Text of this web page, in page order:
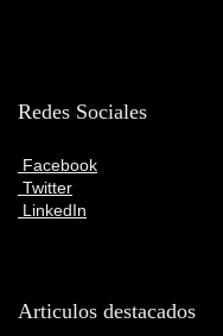
Redes Sociales
Facebook
Twitter
LinkedIn
Articulos destacados